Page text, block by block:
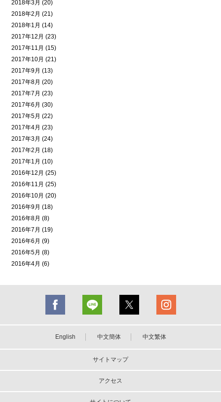
2018年3月 (20)
2018年2月 (21)
2018年1月 (14)
2017年12月 (23)
2017年11月 (15)
2017年10月 (21)
2017年9月 (13)
2017年8月 (20)
2017年7月 (23)
2017年6月 (30)
2017年5月 (22)
2017年4月 (23)
2017年3月 (24)
2017年2月 (18)
2017年1月 (10)
2016年12月 (25)
2016年11月 (25)
2016年10月 (20)
2016年9月 (18)
2016年8月 (8)
2016年7月 (19)
2016年6月 (9)
2016年5月 (8)
2016年4月 (6)
English 中文簡体 中文繁体
サイトマップ
アクセス